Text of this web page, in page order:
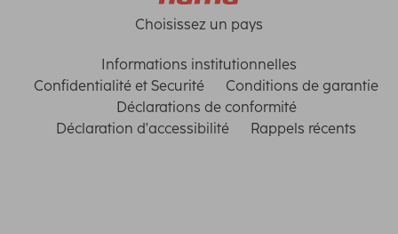
Choisissez un pays
Informations institutionnelles
Confidentialité et Securité
Conditions de garantie
Déclarations de conformité
Déclaration d'accessibilité
Rappels récents